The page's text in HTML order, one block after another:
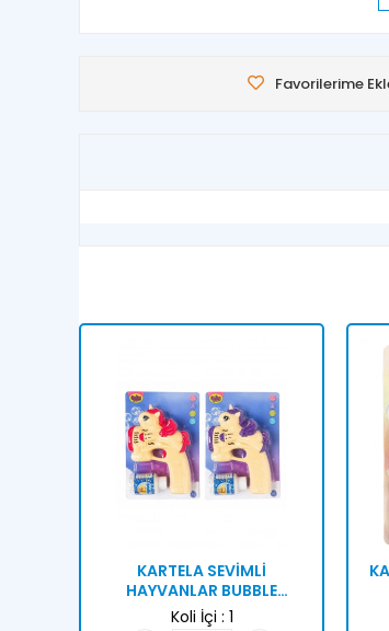
Favorilerime
KARTELA SEVİMLİ
HAYVANLAR BUBBLE
GUN[36]
Koli İçi : 1